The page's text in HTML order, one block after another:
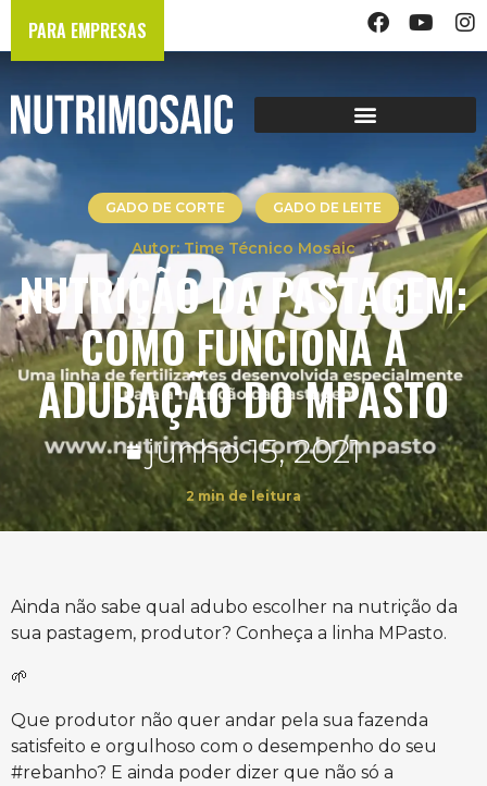
PARA EMPRESAS
GADO DE CORTE GADO DE LEITE
Time Técnico Mosaic
NUTRIÇÃO DA PASTAGEM:
COMO FUNCIONA A
ADUBAÇÃO DO MPASTO
junho 15, 2021
2 min de leitura
Ainda não sabe qual adubo escolher na nutrição da
sua pastagem, produtor? Conheça a linha MPasto.
🌱
Que produtor não quer andar pela sua fazenda
satisfeito e orgulhoso com o desempenho do seu
#rebanho? E ainda poder dizer que não só a